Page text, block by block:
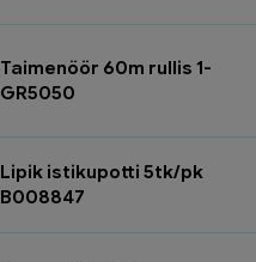
Taimenöör 60m rullis 1-
GR5050
Lipik istikupotti 5tk/pk
B008847